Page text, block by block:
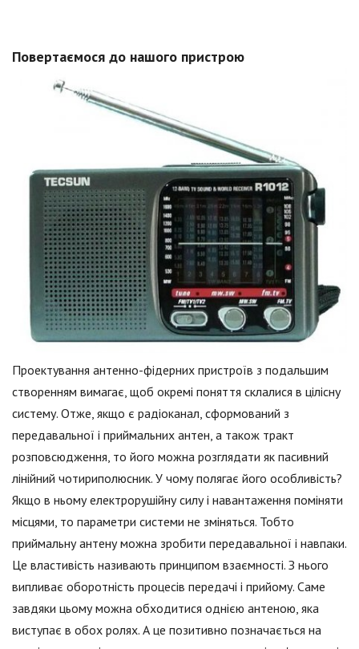
Повертаємося до нашого пристрою
Проектування антенно-фідерних пристроїв з подальшим
створенням вимагає, щоб окремі поняття склалися в цілісну
систему. Отже, якщо є радіоканал, сформований з
передавальної і приймальних антен, а також тракт
розповсюдження, то його можна розглядати як пасивний
лінійний чотириполюсник. У чому полягає його особливість?
Якщо в ньому електрорушійну силу і навантаження поміняти
місцями, то параметри системи не зміняться. Тобто
приймальну антену можна зробити передавальної і навпаки.
Це властивість називають принципом взаємності. З нього
випливає оборотність процесів передачі і прийому. Саме
завдяки цьому можна обходитися однією антеною, яка
виступає в обох ролях. А це позитивно позначається на